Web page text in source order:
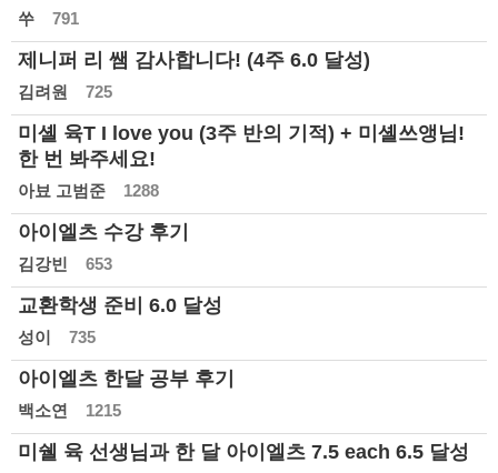
쑤 791
제니퍼 리 쌤 감사합니다! (4주 6.0 달성)
김려원 725
미셸 육T I love you (3주 반의 기적) + 미셸쓰앵님!
한 번 봐주세요!
아뵤 고범준 1288
아이엘츠 수강 후기
김강빈 653
교환학생 준비 6.0 달성
성이 735
아이엘츠 한달 공부 후기
백소연 1215
미쉘 육 선생님과 한 달 아이엘츠 7.5 each 6.5 달성